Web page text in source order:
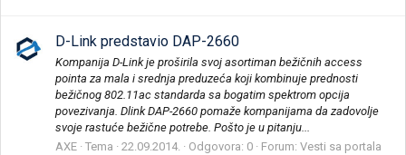
D-Link predstavio DAP-2660
Kompanija D-Link je proširila svoj asortiman bežičnih access
pointa za mala i srednja preduzeća koji kombinuje prednosti
bežičnog 802.11ac standarda sa bogatim spektrom opcija
povezivanja. Dlink DAP-2660 pomaže kompanijama da zadovolje
svoje rastuće bežične potrebe. Pošto je u pitanju...
AXE Tema 22.09.2014. Odgovora: 0 Forum: Vesti sa portala